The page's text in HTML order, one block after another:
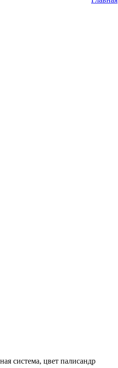
система, цвет палисандр